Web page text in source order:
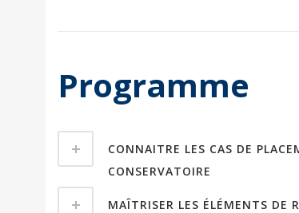
Programme
CONNAITRE LES CAS DE
CONSERVATOIRE
MAÎTRISER LES ÉLÉMENTS DE